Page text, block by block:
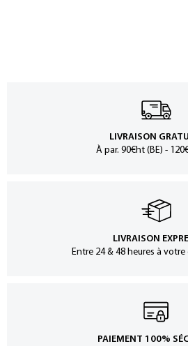
LIVRAISON
À par. 90€ht (BE) -
LIVRAISON
Entre 24 & 48 heures à votre
PAIEMENT 100%